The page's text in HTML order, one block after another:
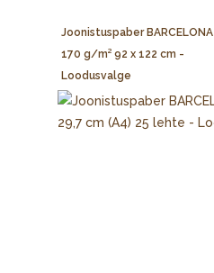
Joonistuspaber BARCELONA
170 g/m² 92 x 122 cm -
Loodusvalge